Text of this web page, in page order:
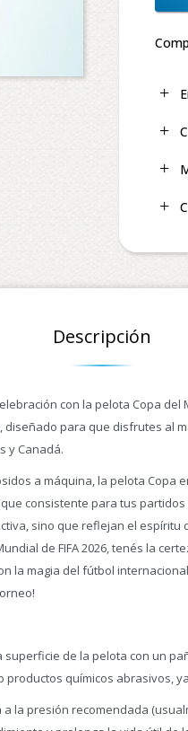
Descripción
con la pelota Copa del
para que disfrutes al
y Canadá.
a máquina, la pelota Copa
consistente para tus
sino que reflejan el espíritu
de FIFA 2026, tenés la
la magia del fútbol
superficie de la pelota con un
químicos abrasivos,
la presión recomendada